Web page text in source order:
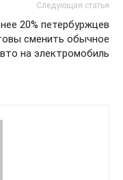
Следующая статья
20% петербуржцев
сменить обычное
на электромобиль